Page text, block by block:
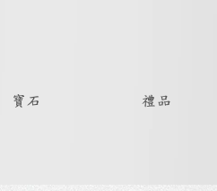
寶石 禮品